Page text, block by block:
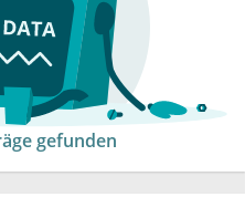
gefunden